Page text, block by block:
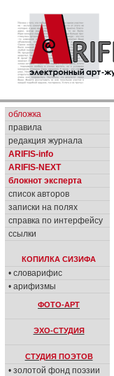
обложка
правила
редакция журнала
ARIFIS-info
ARIFIS-NEXT
блокнот эксперта
список авторов
записки на полях
справка по интерфейсу
ссылки
КОПИЛКА СИЗИФА
• словарифис
• арифизмы
ФОТО-АРТ
ЭХО-СТУДИЯ
СТУДИЯ ПОЭТОВ
• золотой фонд поэзии